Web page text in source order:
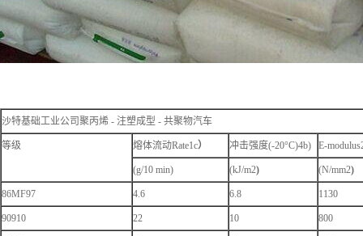
沙特基础工业公司聚丙烯 - 注塑成型 - 共聚物汽车
等级 熔体流动Rate1c） 冲击强度(-20°C)4b) E-
(g/10 min) (kJ/m2) (N/mm2)
86MF97 4.6 6.8 1130
90910 22 10 800